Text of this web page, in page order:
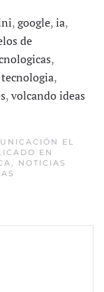
,google,ia,
de
,
tecnologia,
,volcando ideas
EL
EN
, NOTICIAS